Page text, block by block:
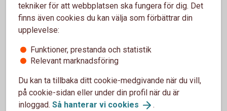
Lånebelopp
20 000 - 500 000 kr
Återbetalningstid
upp till 12 år
Uppläggningsavgift
495 kr
tekniker för att webbplatsen ska fungera för dig. Det
finns även cookies du kan välja som förbättrar din
upplevelse:
Funktioner, prestanda och statistik
Relevant marknadsföring
Du kan ta tillbaka ditt cookie-medgivande när du vill,
på cookie-sidan eller under din profil när du är
inloggad. Så hanterar vi cookies .